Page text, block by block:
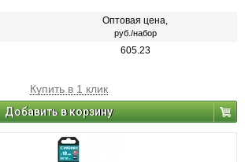
Оптовая цена,
руб./набор
605.23
Купить в 1 клик
Добавить в корзину